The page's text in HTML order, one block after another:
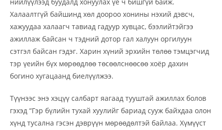
Халаалтгүй байшинд хөл доороо хонины нэхий дэвсч,
хажуудаа халаагч тавиад гадуур хувцас, бээлийтэйгээ
ажиллаж байсан ч тэдний дотор гал халуун оргилуун
сэтгэл байсан гэдэг. Харин хүний эрхийн төлөө тэмцэгчид
тэр үеийн бүх мөрөөдлөө төсөөлснөөсөө хоёр дахин
богино хугацаанд биелүүлжээ.
Түүнээс энэ хэцүү салбарт яагаад тууштай ажиллах болов
гэхэд “Гэр бүлийн тухай хуулийг бариад сууж байхдаа олон
хүнд тусална гэсэн дэврүүн мөрөөдөлтэй байлаа. Хүмүүст